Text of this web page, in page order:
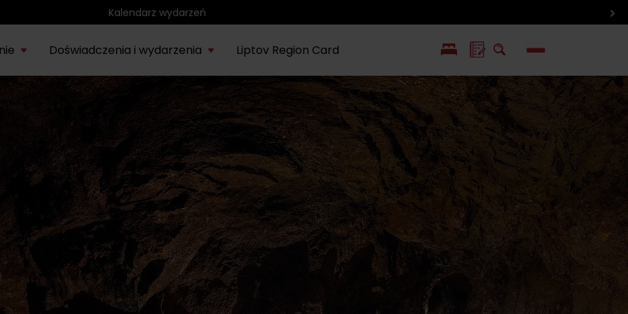
Region rowerowy
o
rowerowy
Nieznany
Liptów
Smaki i życie
Liptowa
Liptowskie
Kompas
historyczny
Tatrín i inne
ekspozycje
Wlkolinec –
Zabytek
UNESCO
Doświadczenia i wydarzenia
Noce rytuałów
04.
Vodný park Tatralandia
Tropikalna noc w
Tatralandii – letnia
edycja specjalna
08.
Demänovská dolina
Lato pod Chopokiem
Liptov Region Card
EN